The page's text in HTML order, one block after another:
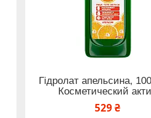
Гідролат апельсина,
Косметический
529 ₴